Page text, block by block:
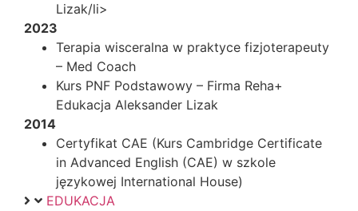
Lizak/li>
2023
Terapia wisceralna w praktyce fizjoterapeuty
– Med Coach
Kurs PNF Podstawowy – Firma Reha+
Edukacja Aleksander Lizak
2014
Certyfikat CAE (Kurs Cambridge Certificate
in Advanced English (CAE) w szkole
językowej International House)
EDUKACJA